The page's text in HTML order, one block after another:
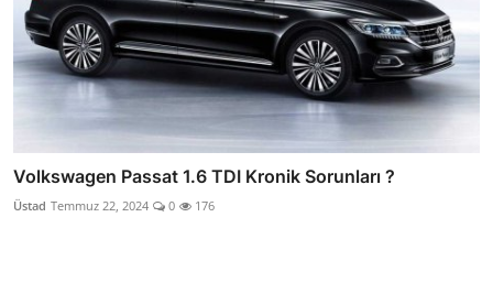
Volkswagen Passat 1.6 TDI Kronik Sorunları ?
Üstad Temmuz 22, 2024 0 176